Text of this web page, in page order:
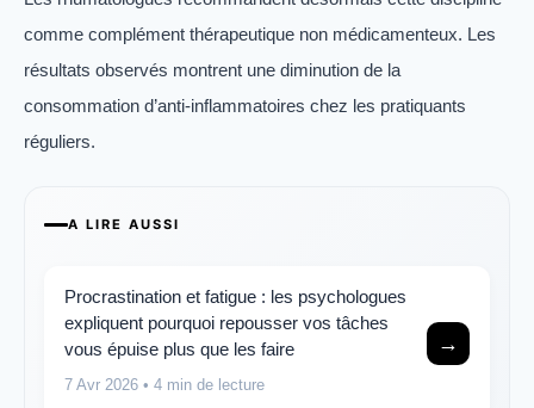
comme complément thérapeutique non médicamenteux. Les
résultats observés montrent une diminution de la
consommation d’anti-inflammatoires chez les pratiquants
réguliers.
A LIRE AUSSI
Procrastination et fatigue : les psychologues
expliquent pourquoi repousser vos tâches
vous épuise plus que les faire
7 Avr 2026 • 4 min de lecture
→